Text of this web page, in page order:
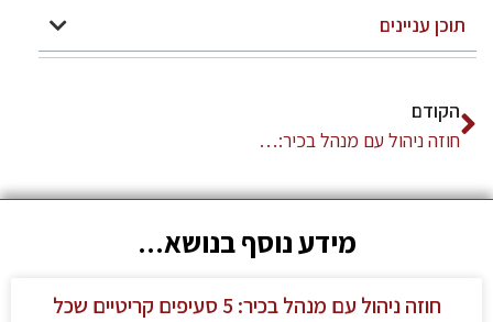
תוכן עניינים
הקודם
חוזה ניהול עם מנהל בכיר: 5 סעיפים קריטיים שכל מעסיק חייב לכלול
מידע נוסף בנושא...
חוזה ניהול עם מנהל בכיר: 5 סעיפים קריטיים שכל